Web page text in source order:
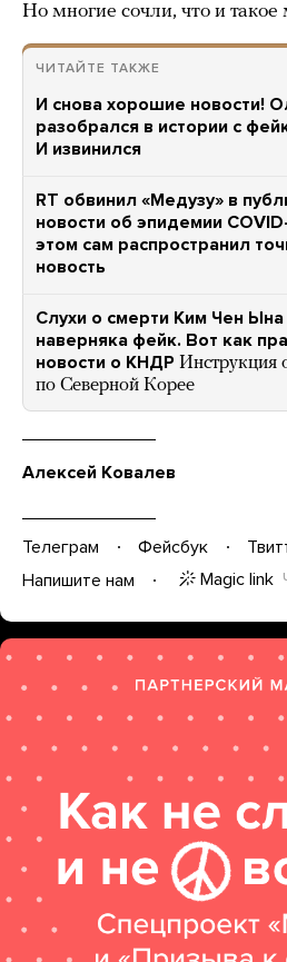
Но многие сочли, что и такое
ЧИТАЙТЕ ТАКЖЕ
И снова хорошие новости!
разобрался в истории с
И извинился
RT обвинил «Медузу» в
новости об эпидемии
этом сам распространил
новость
Слухи о смерти Ким Чен
наверняка фейк. Вот как
новости о КНДР Инструкция
по Северной Корее
Алексей Ковалев
Телеграм Фейсбук
Напишите нам
Magic link